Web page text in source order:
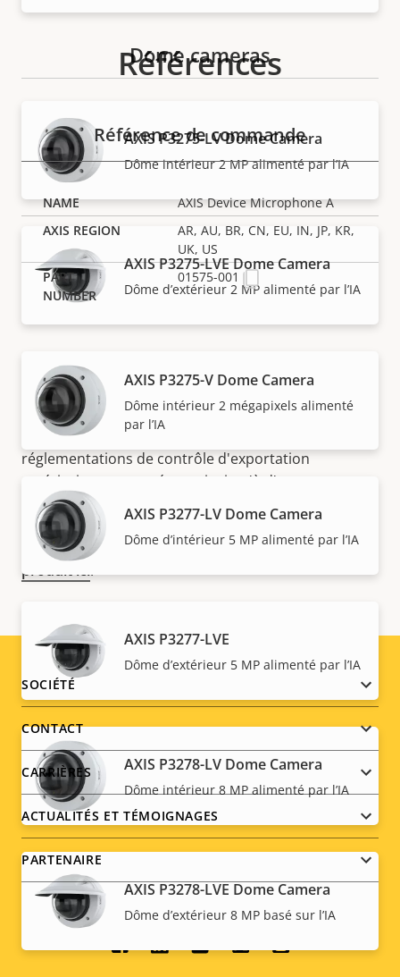
Dome cameras
AXIS P3275-LV Dome Camera
Dôme intérieur 2 MP alimenté par l’IA
AXIS P3275-LVE Dome Camera
Dôme d’extérieur 2 MP alimenté par l’IA
AXIS P3275-V Dome Camera
Dôme intérieur 2 mégapixels alimenté
par l’IA
AXIS P3277-LV Dome Camera
Dôme d’intérieur 5 MP alimenté par l’IA
AXIS P3277-LVE
Dôme d’extérieur 5 MP alimenté par l’IA
AXIS P3278-LV Dome Camera
Dôme intérieur 8 MP alimenté par l’IA
AXIS P3278-LVE Dome Camera
Dôme d’extérieur 8 MP basé sur l’IA
Références
Référence de commande
AXIS Device Microphone A
AR, AU, BR, CN, EU, IN, JP, KR,
UK, US
01575-001
REMARQUE
Les produits Axis peuvent être soumis à de
réglementations de contrôle d'exportation
américains et européens, ainsi qu'à d'autres
législations en termes de contrôle d'exportation
nationales. Recherchez desinformations sur la
conformation concernant l''exportation pour votre
produit ici.
Footer
menu
SOCIÉTÉ
CONTACT
CARRIÈRES
ACTUALITÉS ET TÉMOIGNAGES
PARTENAIRE
Social